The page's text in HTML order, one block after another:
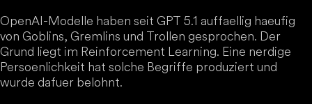
OpenAI-Modelle haben seit GPT 5.1 auffaellig haeufig
von Goblins, Gremlins und Trollen gesprochen. Der
Grund liegt im Reinforcement Learning. Eine nerdige
Persoenlichkeit hat solche Begriffe produziert und
wurde dafuer belohnt.